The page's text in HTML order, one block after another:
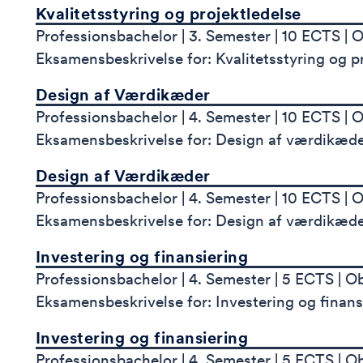
Kvalitetsstyring og projektledelse
Professionsbachelor 3. Semester 10 ECTS
Eksamensbeskrivelse for: Kvalitetsstyring og
Design af Værdikæder
Professionsbachelor 4. Semester 10 ECTS
Eksamensbeskrivelse for: Design af
Design af Værdikæder
Professionsbachelor 4. Semester 10 ECTS
Eksamensbeskrivelse for: Design af
Investering og finansiering
Professionsbachelor 4. Semester 5 ECTS
Eksamensbeskrivelse for: Investering og
Investering og finansiering